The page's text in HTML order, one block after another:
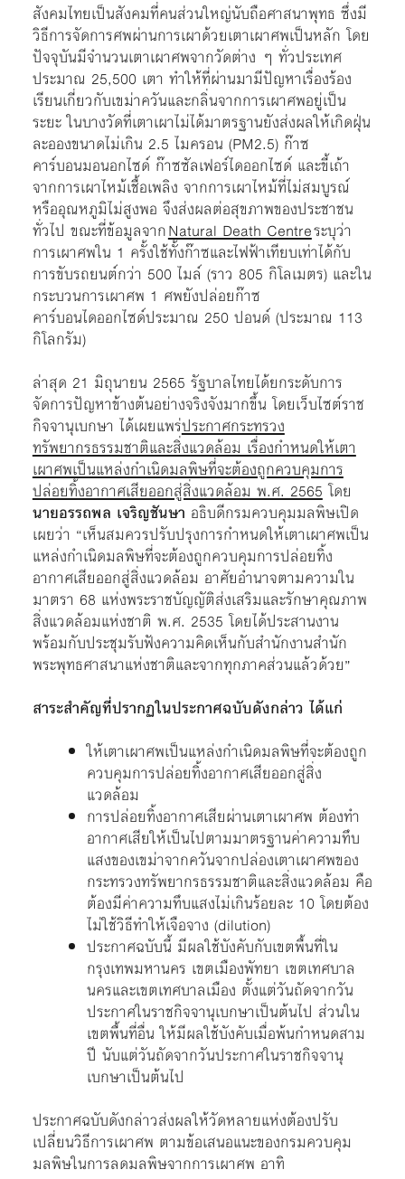
สังคมไทยเป็นสังคมที่คนส่วนใหญ่นับถือศาสนาพุทธ ซึ่งมี
วิธีการจัดการศพผ่านการเผาด้วยเตาเผาศพเป็นหลัก โดย
ปัจจุบันมีจำนวนเตาเผาศพจากวัดต่าง ๆ ทั่วประเทศ
ประมาณ 25,500 เตา ทำให้ที่ผ่านมามีปัญหาเรื่องร้อง
เรียนเกี่ยวกับเขม่าควันและกลิ่นจากการเผาศพอยู่เป็น
ระยะ ในบางวัดที่เตาเผาไม่ได้มาตรฐานยังส่งผลให้เกิดฝุ่น
ละอองขนาดไม่เกิน 2.5 ไมครอน (PM2.5) ก๊าซ
คาร์บอนมอนอกไซด์ ก๊าซซัลเฟอร์ไดออกไซด์ และขี้เถ้า
จากการเผาไหม้เชื้อเพลิง จากการเผาไหม้ที่ไม่สมบูรณ์
หรืออุณหภูมิไม่สูงพอ จึงส่งผลต่อสุขภาพของประชาชน
ทั่วไป ขณะที่ข้อมูลจากNatural Death Centreระบุว่า
การเผาศพใน 1 ครั้งใช้ทั้งก๊าซและไฟฟ้าเทียบเท่าได้กับ
การขับรถยนต์กว่า 500 ไมล์ (ราว 805 กิโลเมตร) และใน
กระบวนการเผาศพ 1 ศพยังปล่อยก๊าซ
คาร์บอนไดออกไซด์ประมาณ 250 ปอนด์ (ประมาณ 113
กิโลกรัม)
ล่าสุด 21 มิถุนายน 2565 รัฐบาลไทยได้ยกระดับการ
จัดการปัญหาข้างต้นอย่างจริงจังมากขึ้น โดยเว็บไซต์ราช
กิจจานุเบกษา ได้เผยแพร่ประกาศกระทรวง
ทรัพยากรธรรมชาติและสิ่งแวดล้อม เรื่องกำหนดให้เตา
เผาศพเป็นแหล่งกำเนิดมลพิษที่จะต้องถูกควบคุมการ
ปล่อยทิ้งอากาศเสียออกสู่สิ่งแวดล้อม พ.ศ. 2565โดย
นายอรรถพล เจริญชันษา อธิบดีกรมควบคุมมลพิษเปิด
เผยว่า “เห็นสมควรปรับปรุงการกำหนดให้เตาเผาศพเป็น
แหล่งกำเนิดมลพิษที่จะต้องถูกควบคุมการปล่อยทิ้ง
อากาศเสียออกสู่สิ่งแวดล้อม อาศัยอำนาจตามความใน
มาตรา 68 แห่งพระราชบัญญัติส่งเสริมและรักษาคุณภาพ
สิ่งแวดล้อมแห่งชาติ พ.ศ. 2535 โดยได้ประสานงาน
พร้อมกับประชุมรับฟังความคิดเห็นกับสำนักงานสำนัก
พระพุทธศาสนาแห่งชาติและจากทุกภาคส่วนแล้วด้วย”
สาระสำคัญที่ปรากฏในประกาศฉบับดังกล่าว ได้แก่
ให้เตาเผาศพเป็นแหล่งกำเนิดมลพิษที่จะต้องถูก
ควบคุมการปล่อยทิ้งอากาศเสียออกสู่สิ่ง
แวดล้อม
การปล่อยทิ้งอากาศเสียผ่านเตาเผาศพ ต้องทำ
อากาศเสียให้เป็นไปตามมาตรฐานค่าความทึบ
แสงของเขม่าจากควันจากปล่องเตาเผาศพของ
กระทรวงทรัพยากรธรรมชาติและสิ่งแวดล้อม คือ
ต้องมีค่าความทึบแสงไม่เกินร้อยละ 10 โดยต้อง
ไม่ใช้วิธีทำให้เจือจาง (dilution)
ประกาศฉบับนี้ มีผลใช้บังคับกับเขตพื้นที่ใน
กรุงเทพมหานคร เขตเมืองพัทยา เขตเทศบาล
นครและเขตเทศบาลเมือง ตั้งแต่วันถัดจากวัน
ประกาศในราชกิจจานุเบกษาเป็นต้นไป ส่วนใน
เขตพื้นที่อื่น ให้มีผลใช้บังคับเมื่อพ้นกำหนดสาม
ปี นับแต่วันถัดจากวันประกาศในราชกิจจานุ
เบกษาเป็นต้นไป
ประกาศฉบับดังกล่าวส่งผลให้วัดหลายแห่งต้องปรับ
เปลี่ยนวิธีการเผาศพ ตามข้อเสนอแนะของกรมควบคุม
มลพิษในการลดมลพิษจากการเผาศพ อาทิ